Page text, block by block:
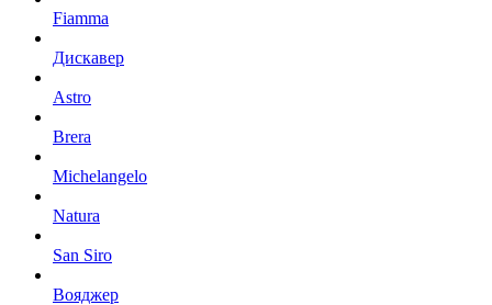
Fiamma
Дискавер
Astro
Brera
Michelangelo
Natura
San Siro
Вояджер